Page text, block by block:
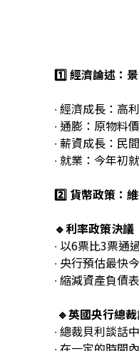
1️⃣ 經濟論述：
∙ 經濟成長：高
∙ 通膨：原物料
∙ 薪資成長：民
∙ 就業：今年初
2️⃣ 貨幣政策：
🔹利率政策決議
∙ 以6票比3票通
∙ 央行預估最快
∙ 縮減資產負債
🔹英國央行總
∙ 總裁貝利談話